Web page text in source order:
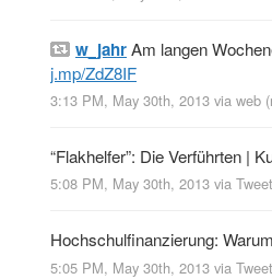
w_jahrAm langen
j.mp/ZdZ8IF
3:13 PM, May 30th, 2013 via web
“Flakhelfer”: Die Verführten |
5:08 PM, May 30th, 2013 via
Hochschulfinanzierung:
5:05 PM, May 30th, 2013 via